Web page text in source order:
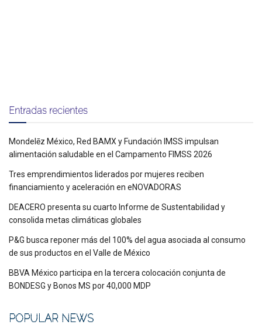
Entradas recientes
Mondelēz México, Red BAMX y Fundación IMSS impulsan
alimentación saludable en el Campamento FIMSS 2026
Tres emprendimientos liderados por mujeres reciben
financiamiento y aceleración en eNOVADORAS
DEACERO presenta su cuarto Informe de Sustentabilidad y
consolida metas climáticas globales
P&G busca reponer más del 100% del agua asociada al consumo
de sus productos en el Valle de México
BBVA México participa en la tercera colocación conjunta de
BONDESG y Bonos MS por 40,000 MDP
POPULAR NEWS